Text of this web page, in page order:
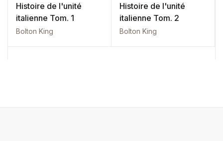
Histoire de l'unité
italienne Tom. 1
Bolton King
Histoire de l'unité
italienne Tom. 2
Bolton King